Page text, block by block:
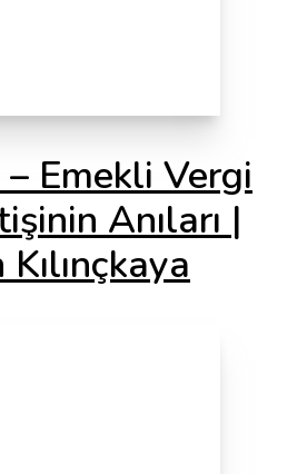
Emekli Vergi
Anıları |